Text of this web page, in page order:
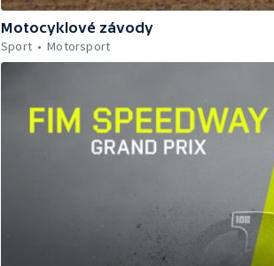
Motocyklové závody
Sport
Motorsport